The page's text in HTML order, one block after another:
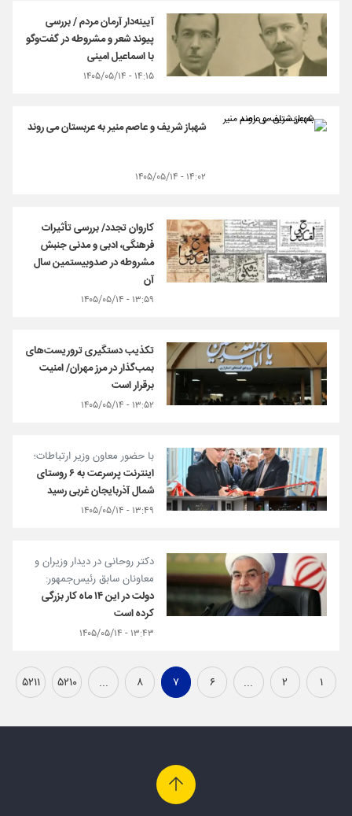
آیینه‌‌دار آرمان مردم / بررسی
پیوند شعر و مشروطه در گفت‌‌وگو
با اسماعیل امینی
۱۴:۱۵ - ۱۴۰۵/۰۵/۱۴
شهباز شریف و عاصم منیر به عربستان می روند
۱۴:۰۲ - ۱۴۰۵/۰۵/۱۴
کاروان تجدد/ بررسی تأثیرات
فرهنگی، ادبی و مدنی جنبش
مشروطه در صدوبیستمین سال
آن
۱۳:۵۹ - ۱۴۰۵/۰۵/۱۴
تکذیب دستگیری تروریست‌های
بمب‌گذار در مرز مهران/ امنیت
برقرار است
۱۳:۵۲ - ۱۴۰۵/۰۵/۱۴
با حضور معاون وزیر ارتباطات؛
اینترنت پرسرعت به ۶ روستای
شمال آذربایجان غربی رسید
۱۳:۴۹ - ۱۴۰۵/۰۵/۱۴
دکتر روحانی در دیدار وزیران و
معاونان سابق رئیس‌جمهور:
دولت در این ۱۴ ماه کار بزرگی
کرده است
۱۳:۴۳ - ۱۴۰۵/۰۵/۱۴
۱ ۲ ... ۶ ۷ ۸ ... ۵۲۱۰ ۵۲۱۱